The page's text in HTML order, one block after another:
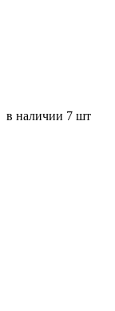
в наличии 7 шт